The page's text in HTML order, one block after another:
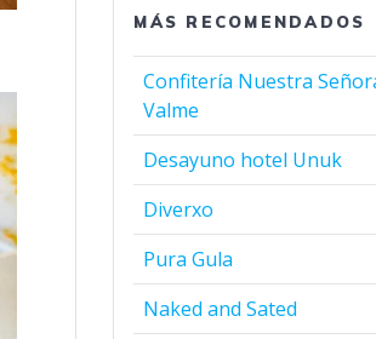
MÁS RECOMENDADOS
Confitería Nuestra
Valme
Desayuno hotel Unuk
Diverxo
Pura Gula
Naked and Sated